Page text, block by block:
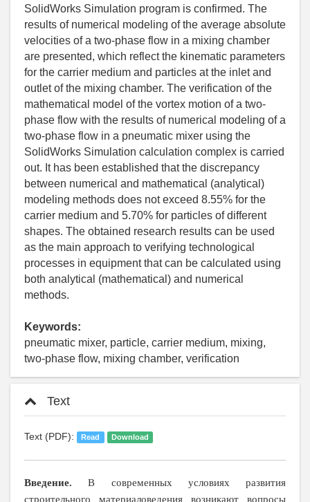
SolidWorks Simulation program is confirmed. The
results of numerical modeling of the average absolute
velocities of a two-phase flow in a mixing chamber
are presented, which reflect the kinematic parameters
for the carrier medium and particles at the inlet and
outlet of the mixing chamber. The verification of the
mathematical model of the vortex motion of a two-
phase flow with the results of numerical modeling of a
two-phase flow in a pneumatic mixer using the
SolidWorks Simulation calculation complex is carried
out. It has been established that the discrepancy
between numerical and mathematical (analytical)
modeling methods does not exceed 8.55% for the
carrier medium and 5.70% for particles of different
shapes. The obtained research results can be used
as the main approach to verifying technological
processes in equipment that can be calculated using
both analytical (mathematical) and numerical
methods.
Keywords:
pneumatic mixer, particle, carrier medium, mixing,
two-phase flow, mixing chamber, verification
Text
Text (PDF): Read Download
Введение.В современных условиях развития
строительного материаловедения возникают вопросы